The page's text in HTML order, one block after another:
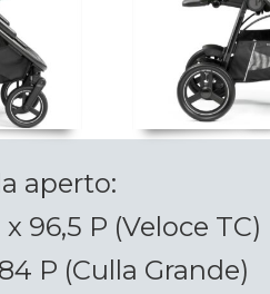
aperto:
96,5 P (Veloce TC)
P (Culla Grande)